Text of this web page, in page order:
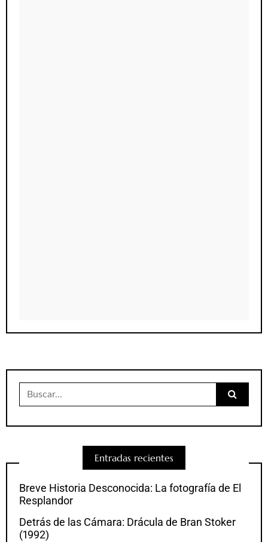
Buscar:
Entradas recientes
Breve Historia Desconocida: La fotografía de El
Resplandor
Detrás de las Cámara: Drácula de Bran Stoker
(1992)